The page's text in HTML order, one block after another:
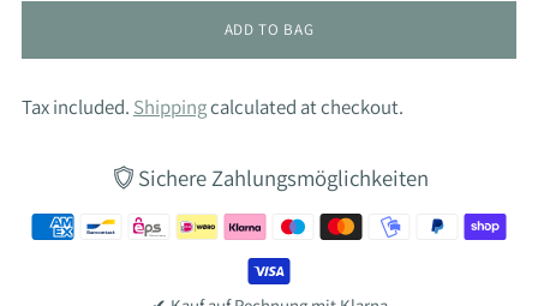
ADD TO BAG
Tax included. Shippingcalculated at checkout.
Sichere Zahlungsmöglichkeiten